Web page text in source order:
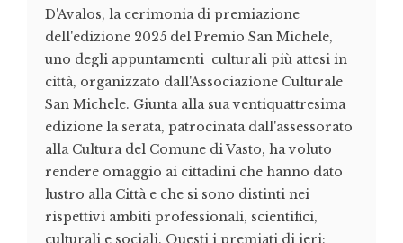
D'Avalos, la cerimonia di premiazione
dell'edizione 2025 del Premio San Michele,
uno degli appuntamenti culturali più attesi in
città, organizzato dall'Associazione Culturale
San Michele. Giunta alla sua ventiquattresima
edizione la serata, patrocinata dall'assessorato
alla Cultura del Comune di Vasto, ha voluto
rendere omaggio ai cittadini che hanno dato
lustro alla Città e che si sono distinti nei
rispettivi ambiti professionali, scientifici,
culturali e sociali. Questi i premiati di ieri: